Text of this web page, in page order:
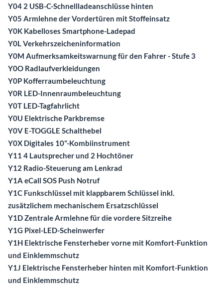
Y04 2 USB-C-Schnellladeanschlüsse hinten
Y05 Armlehne der Vordertüren mit Stoffeinsatz
Y0K Kabelloses Smartphone-Ladepad
Y0L Verkehrszeicheninformation
Y0M Aufmerksamkeitswarnung für den Fahrer - Stufe 3
Y0O Radlaufverkleidungen
Y0P Kofferraumbeleuchtung
Y0R LED-Innenraumbeleuchtung
Y0T LED-Tagfahrlicht
Y0U Elektrische Parkbremse
Y0V E-TOGGLE Schalthebel
Y0X Digitales 10"-Kombiinstrument
Y11 4 Lautsprecher und 2 Hochtöner
Y12 Radio-Steuerung am Lenkrad
Y1A eCall SOS Push Notruf
Y1C Funkschlüssel mit klappbarem Schlüssel inkl.
zusätzlichem mechanischem Ersatzschlüssel
Y1D Zentrale Armlehne für die vordere Sitzreihe
Y1G Pixel-LED-Scheinwerfer
Y1H Elektrische Fensterheber vorne mit Komfort-Funktion
und Einklemmschutz
Y1J Elektrische Fensterheber hinten mit Komfort-Funktion
und Einklemmschutz